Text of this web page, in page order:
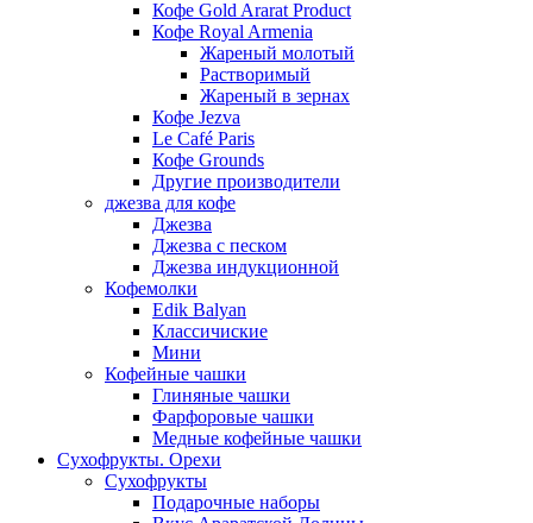
Кофе Gold Ararat Product
Кофе Royal Armenia
Жареный молотый
Растворимый
Жареный в зернах
Кофе Jezva
Le Café Paris
Кофе Grounds
Другие производители
джезва для кофе
Джезва
Джезва с песком
Джезва индукционной
Кофемолки
Edik Balyan
Классичиские
Мини
Кофейные чашки
Глиняные чашки
Фарфоровые чашки
Медные кофейные чашки
Сухофрукты. Орехи
Сухофрукты
Подарочные наборы